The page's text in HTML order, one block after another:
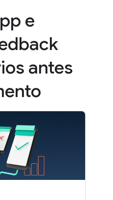
e
antes